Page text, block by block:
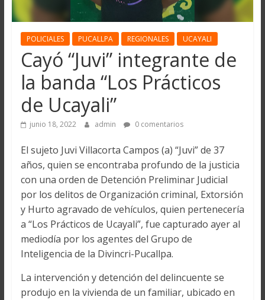
POLICIALES PUCALLPA REGIONALES UCAYALI
Cayó “Juvi” integrante de
la banda “Los Prácticos
de Ucayali”
junio 18, 2022 admin 0 comentarios
El sujeto Juvi Villacorta Campos (a) “Juvi” de 37
años, quien se encontraba profundo de la justicia
con una orden de Detención Preliminar Judicial
por los delitos de Organización criminal, Extorsión
y Hurto agravado de vehículos, quien pertenecería
a “Los Prácticos de Ucayali”, fue capturado ayer al
mediodía por los agentes del Grupo de
Inteligencia de la Divincri-Pucallpa.
La intervención y detención del delincuente se
produjo en la vivienda de un familiar, ubicado en